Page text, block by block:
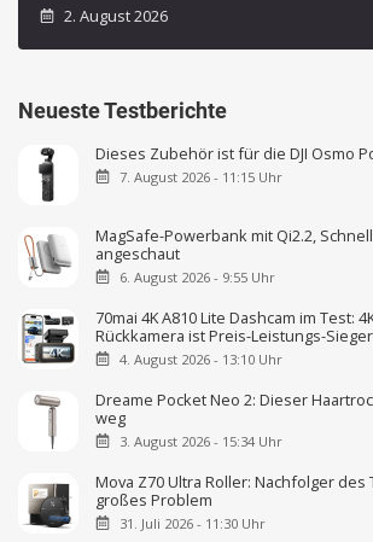
2. August 2026
Neueste Testberichte
Dieses Zubehör ist für die DJI Osmo
7. August 2026 - 11:15 Uhr
MagSafe-Powerbank mit Qi2.2,
angeschaut
6. August 2026 - 9:55 Uhr
70mai 4K A810 Lite Dashcam im Test:
Rückkamera ist Preis-Leistungs-Sieger
4. August 2026 - 13:10 Uhr
Dreame Pocket Neo 2: Dieser
weg
3. August 2026 - 15:34 Uhr
Mova Z70 Ultra Roller: Nachfolger
großes Problem
31. Juli 2026 - 11:30 Uhr